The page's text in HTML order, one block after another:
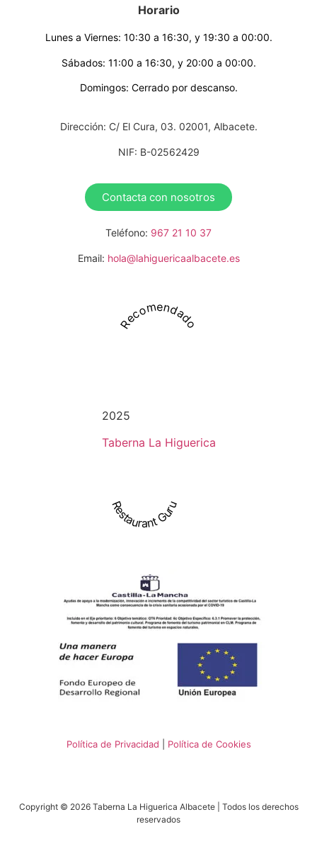
Horario
Lunes a Viernes: 10:30 a 16:30, y 19:30 a 00:00.
Sábados: 11:00 a 16:30, y 20:00 a 00:00.
Domingos: Cerrado por descanso.
Dirección: C/ El Cura, 03. 02001, Albacete.
NIF: B-02562429
Contacta con nosotros
Teléfono: 967 21 10 37
Email: hola@lahiguericaalbacete.es
Recomendado
2025
Taberna La Higuerica
Restaurant Guru
Política de Privacidad Política de Cookies
Copyright © 2026 Taberna La Higuerica Albacete | Todos los derechos
reservados